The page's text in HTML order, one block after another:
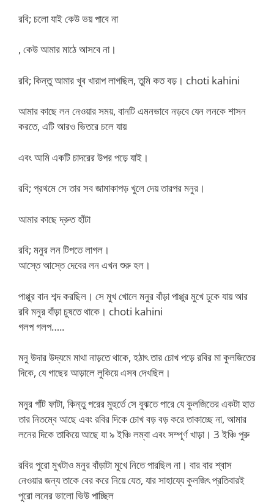
রবি; চলো যাই কেউ ভয় পাবে না
, কেউ আমার মাঠে আসবে না।
রবি; কিন্তু আমার খুব খারাপ লাগছিল, তুমি কত বড়। choti kahini
আমার কাছে লন নেওয়ার সময়, বানটি এমনভাবে নড়বে যেন লনকে শাসন
করতে, এটি আরও ভিতরে চলে যায়
এবং আমি একটি চাদরের উপর পড়ে যাই।
রবি; প্রথমে সে তার সব জামাকাপড় খুলে দেয় তারপর মনুর।
আমার কাছে দ্রুত হাঁটা
রবি; মনুর লন টিপতে লাগল।
আস্তে আস্তে দেবের লন এখন শুরু হল।
পাপ্পুর বান শব্দ করছিল। সে মুখ খোলে মনুর বাঁড়া পাপ্পুর মুখে ঢুকে যায় আর
রবি মনুর বাঁড়া চুষতে থাকে। choti kahini
গলপ গলপ…..
মনু উদার উদ্যমে মাথা নাড়তে থাকে, হঠাৎ তার চোখ পড়ে রবির মা কুলজিতের
দিকে, যে গাছের আড়ালে লুকিয়ে এসব দেখছিল।
মনুর গাঁট ফাটা, কিন্তু পরের মুহুর্তে সে বুঝতে পারে যে কুলজিতের একটা হাত
তার নিতম্বে আছে এবং রবির দিকে চোখ বড় বড় করে তাকাচ্ছে না, আমার
লনের দিকে তাকিয়ে আছে যা ৯ ইঞ্চি লম্বা এবং সম্পূর্ণ খাড়া। 3 ইঞ্চি পুরু
রবির পুরো মুখটাও মনুর বাঁড়াটা মুখে নিতে পারছিল না। বার বার শ্বাস
নেওয়ার জন্য তাকে বের করে নিয়ে যেত, যার সাহায্যে কুলজিৎ প্রতিবারই
পুরো লনের ভালো ভিউ পাচ্ছিল